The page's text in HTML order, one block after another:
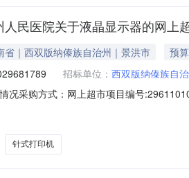
民医院关于液晶显示器的网上
省｜西双版纳傣族自治州｜景洪市
预
招标单位： 西双版纳傣族自
况采购方式：网上超市项目编号
需求1戴尔E2425HM液晶显示器1.00销
针式打印机